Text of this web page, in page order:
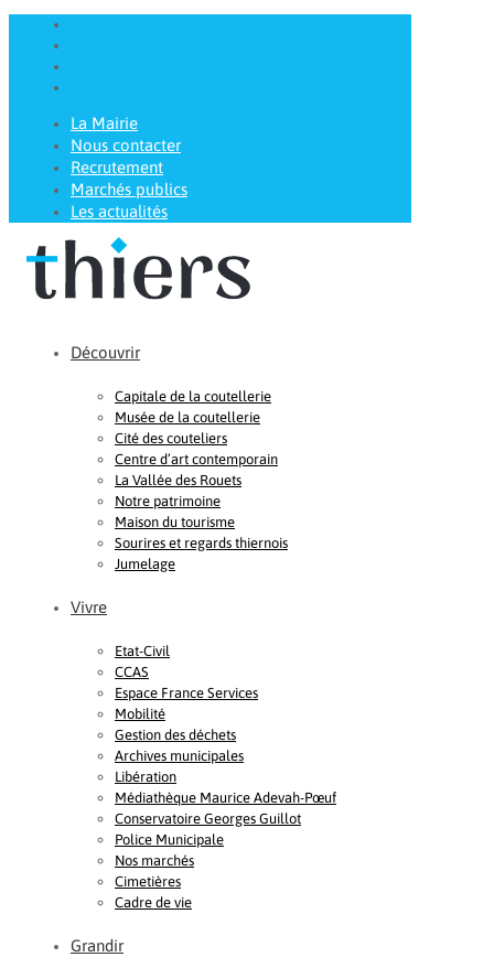
La Mairie
Nous contacter
Recrutement
Marchés publics
Les actualités
Découvrir
Capitale de la coutellerie
Musée de la coutellerie
Cité des couteliers
Centre d’art contemporain
La Vallée des Rouets
Notre patrimoine
Maison du tourisme
Sourires et regards thiernois
Jumelage
Vivre
Etat-Civil
CCAS
Espace France Services
Mobilité
Gestion des déchets
Archives municipales
Libération
Médiathèque Maurice Adevah-Pœuf
Conservatoire Georges Guillot
Police Municipale
Nos marchés
Cimetières
Cadre de vie
Grandir